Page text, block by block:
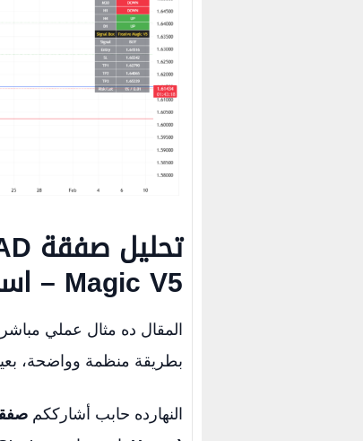
تحليل صفقة
Magic V5
–
المقال ده مثال عملي
بطريقة منظمة وواضحة،
النهارده حابب أشارككم